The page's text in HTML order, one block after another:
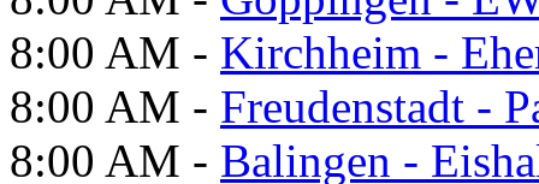
8:00 AM - Kirchheim -
8:00 AM - Freudenstadt -
8:00 AM - Balingen -